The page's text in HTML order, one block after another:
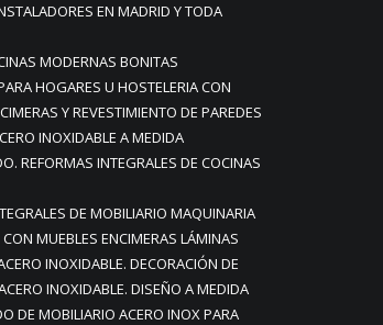
EN MADRID Y TODA
MODERNAS BONITAS
HOGARES U HOSTELERIA CON
Y REVESTIMIENTO DE PAREDES
INOXIDABLE A MEDIDA
REFORMAS INTEGRALES DE COCINAS
DE MOBILIARIO MAQUINARIA
MUEBLES ENCIMERAS LÁMINAS
INOXIDABLE. DECORACIÓN DE
INOXIDABLE. DISEÑO A MEDIDA
DE MOBILIARIO ACERO INOX PARA